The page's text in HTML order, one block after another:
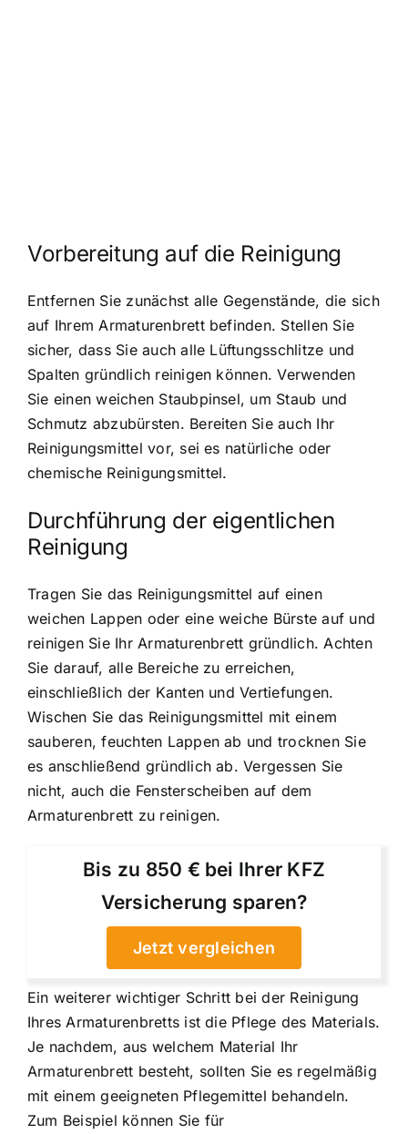
Vorbereitung auf die Reinigung
Entfernen Sie zunächst alle Gegenstände, die sich
auf Ihrem Armaturenbrett befinden. Stellen Sie
sicher, dass Sie auch alle Lüftungsschlitze und
Spalten gründlich reinigen können. Verwenden
Sie einen weichen Staubpinsel, um Staub und
Schmutz abzubürsten. Bereiten Sie auch Ihr
Reinigungsmittel vor, sei es natürliche oder
chemische Reinigungsmittel.
Durchführung der eigentlichen
Reinigung
Tragen Sie das Reinigungsmittel auf einen
weichen Lappen oder eine weiche Bürste auf und
reinigen Sie Ihr Armaturenbrett gründlich. Achten
Sie darauf, alle Bereiche zu erreichen,
einschließlich der Kanten und Vertiefungen.
Wischen Sie das Reinigungsmittel mit einem
sauberen, feuchten Lappen ab und trocknen Sie
es anschließend gründlich ab. Vergessen Sie
nicht, auch die Fensterscheiben auf dem
Armaturenbrett zu reinigen.
Bis zu 850 € bei Ihrer KFZ
Versicherung sparen?
Jetzt vergleichen
Ein weiterer wichtiger Schritt bei der Reinigung
Ihres Armaturenbretts ist die Pflege des Materials.
Je nachdem, aus welchem Material Ihr
Armaturenbrett besteht, sollten Sie es regelmäßig
mit einem geeigneten Pflegemittel behandeln.
Zum Beispiel können Sie für